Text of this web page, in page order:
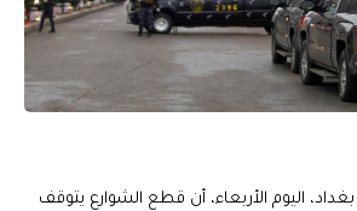
اليوم الأربعاء، أن قطع الشوارع يتوقف